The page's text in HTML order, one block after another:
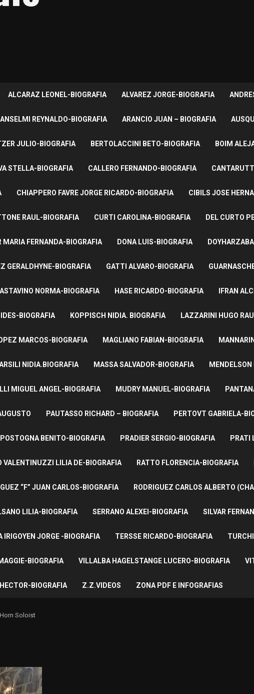
ALCARAZ LEONEL-BIOGRAFIA ALVAREZ JORGE-BIOGRAFIA
ANSELMI REYNALDO-BIOGRAFIA ARANCIO JUAN – BIOGRAFIA
JULIO-BIOGRAFIA BERTOLACCINI BETO-BIOGRAFIA BOIM
STELLA-BIOGRAFIA CALLERO FERNANDO-BIOGRAFIA
CHIAPPERO FAVRE JORGE RICARDO-BIOGRAFIA CIBILS JOSE
RAUL-BIOGRAFIA CURTI CAROLINA-BIOGRAFIA DEL CURTO
MARIA FERNANDA-BIOGRAFIA DONA LUIS-BIOGRAFIA
GERALDHYNE-BIOGRAFIA GATTI ALVARO-BIOGRAFIA
NORMA-BIOGRAFIA HASE RICARDO-BIOGRAFIA IFRAN
BIOGRAFIA KOPPISCH NIDIA. BIOGRAFIA LAZZARINI HUGO
MARCOS-BIOGRAFIA MAGLIANO FABIAN-BIOGRAFIA
NIDIA.BIOGRAFIA MASSA SALVADOR-BIOGRAFIA
MIGUEL ANGEL-BIOGRAFIA MUDRY MANUEL-BIOGRAFIA
PAUTASSO RICHARD – BIOGRAFIA PERTOVT GABRIELA-
POSTOGNA BENITO-BIOGRAFIA PRADIER SERGIO-BIOGRAFIA PRATI
VALENTINUZZI LILIA DE-BIOGRAFIA RATTO FLORENCIA-BIOGRAFIA
“F” JUAN CARLOS-BIOGRAFIA RODRIGUEZ CARLOS ALBERTO
LILIA-BIOGRAFIA SERRANO ALEXEI-BIOGRAFIA SILVAR
IRIGOYEN JORGE -BIOGRAFIA TERSSE RICARDO-BIOGRAFIA
BIOGRAFIA VILLALBA HAGELSTANGE LUCERO-BIOGRAFIA
BIOGRAFIA Z.Z.VIDEOS ZONA PDF E INFOGRAFIAS
Horn Soloist